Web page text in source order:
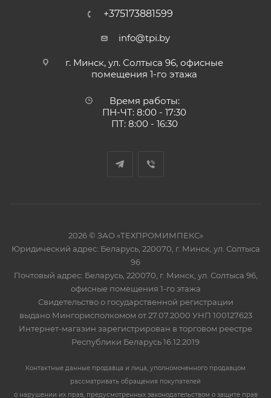
+375173881599
info@tpi.by
г. Минск, ул. Солтыса 96, офисные
помещения 1-го этажа
Время работы:
ПН-ЧТ: 8:00 - 17:30
ПТ: 8:00 - 16:30
2026 © ЗАО «ТЕХПРОМИМПЕКС»
Юридический адрес: Беларусь, 220070, г. Минск, ул. Солтыса
96
Почтовый адрес: Беларусь, 220070, г. Минск, ул. Солтыса 96,
офисные помещения 1-го этажа
Свидетельство о государственной регистрации
выдано Мингорисполкомом от 27.07.2000 УНП 100127623
Интернет-магазин зарегистрирован в торговом реестре
Республики Беларусь 16.12.2019
Контактные данные продавца и лица, уполномоченного продавцом
рассматривать обращения покупателей
о нарушении их прав, предусмотренных законодательством о защите прав